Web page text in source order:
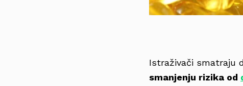
Istraživači smatraju
smanjenju rizika od